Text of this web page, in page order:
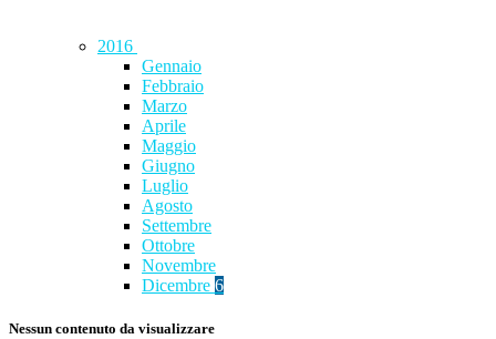
2016
Gennaio
Febbraio
Marzo
Aprile
Maggio
Giugno
Luglio
Agosto
Settembre
Ottobre
Novembre
Dicembre 6
Nessun contenuto da visualizzare